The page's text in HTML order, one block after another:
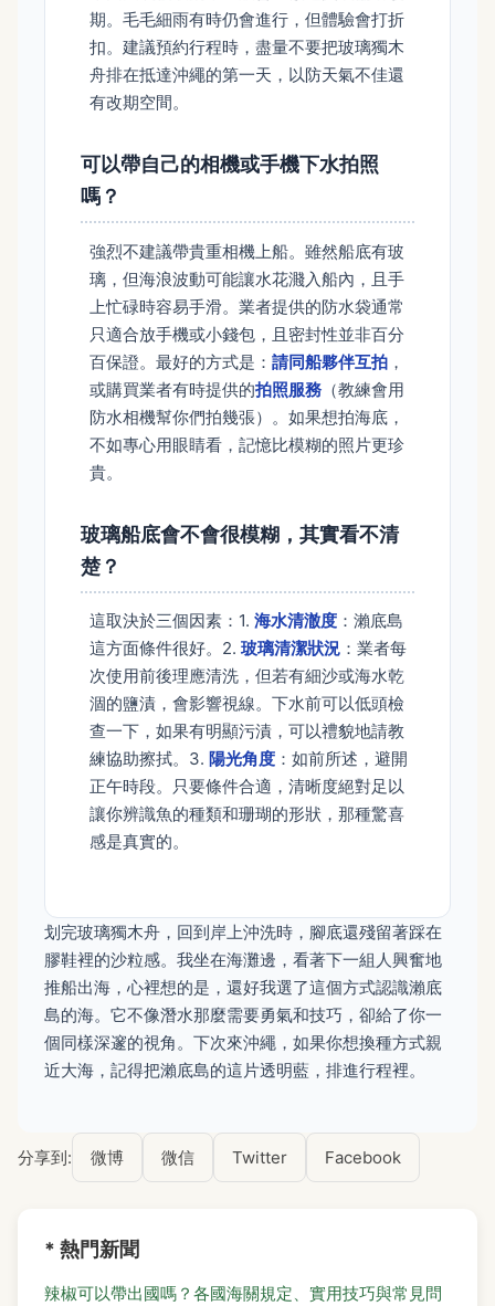
期。毛毛細雨有時仍會進行，但體驗會打折
扣。建議預約行程時，盡量不要把玻璃獨木
舟排在抵達沖繩的第一天，以防天氣不佳還
有改期空間。
可以帶自己的相機或手機下水拍照
嗎？
強烈不建議帶貴重相機上船。雖然船底有玻
璃，但海浪波動可能讓水花濺入船內，且手
上忙碌時容易手滑。業者提供的防水袋通常
只適合放手機或小錢包，且密封性並非百分
百保證。最好的方式是： 請同船夥伴互拍 ，
或購買業者有時提供的拍照服務 （教練會用
防水相機幫你們拍幾張）。如果想拍海底，
不如專心用眼睛看，記憶比模糊的照片更珍
貴。
玻璃船底會不會很模糊，其實看不清
楚？
這取決於三個因素：1. 海水清澈度 ：瀨底島
這方面條件很好。2. 玻璃清潔狀況 ：業者每
次使用前後理應清洗，但若有細沙或海水乾
涸的鹽漬，會影響視線。下水前可以低頭檢
查一下，如果有明顯污漬，可以禮貌地請教
練協助擦拭。3. 陽光角度 ：如前所述，避開
正午時段。只要條件合適，清晰度絕對足以
讓你辨識魚的種類和珊瑚的形狀，那種驚喜
感是真實的。
划完玻璃獨木舟，回到岸上沖洗時，腳底還殘留著踩在
膠鞋裡的沙粒感。我坐在海灘邊，看著下一組人興奮地
推船出海，心裡想的是，還好我選了這個方式認識瀨底
島的海。它不像潛水那麼需要勇氣和技巧，卻給了你一
個同樣深邃的視角。下次來沖繩，如果你想換種方式親
近大海，記得把瀨底島的這片透明藍，排進行程裡。
分享到: 微博 微信 Twitter Facebook
* 熱門新聞
辣椒可以帶出國嗎？各國海關規定、實用技巧與常見問